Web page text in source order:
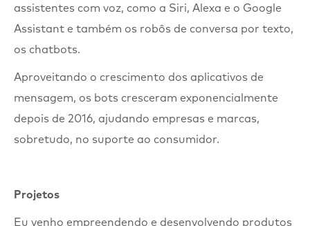
assistentes com voz, como a Siri, Alexa e o Google
Assistant e também os robôs de conversa por texto,
os chatbots.
Aproveitando o crescimento dos aplicativos de
mensagem, os bots cresceram exponencialmente
depois de 2016, ajudando empresas e marcas,
sobretudo, no suporte ao consumidor.
Projetos
Eu venho empreendendo e desenvolvendo produtos